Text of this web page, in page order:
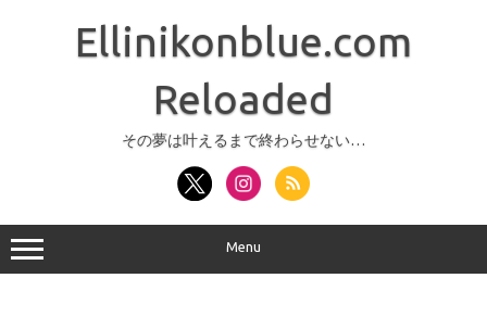
Ellinikonblue.com
Reloaded
その夢は叶えるまで終わらせない…
Menu